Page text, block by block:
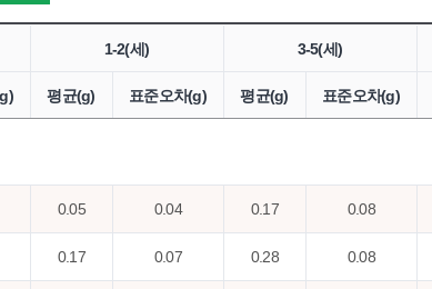
1-2(세) 3-5(세)
평균(g) 표준오차(g) 평균(g) 표준오차(g)
0.05 0.04 0.17 0.08
0.17 0.07 0.28 0.08